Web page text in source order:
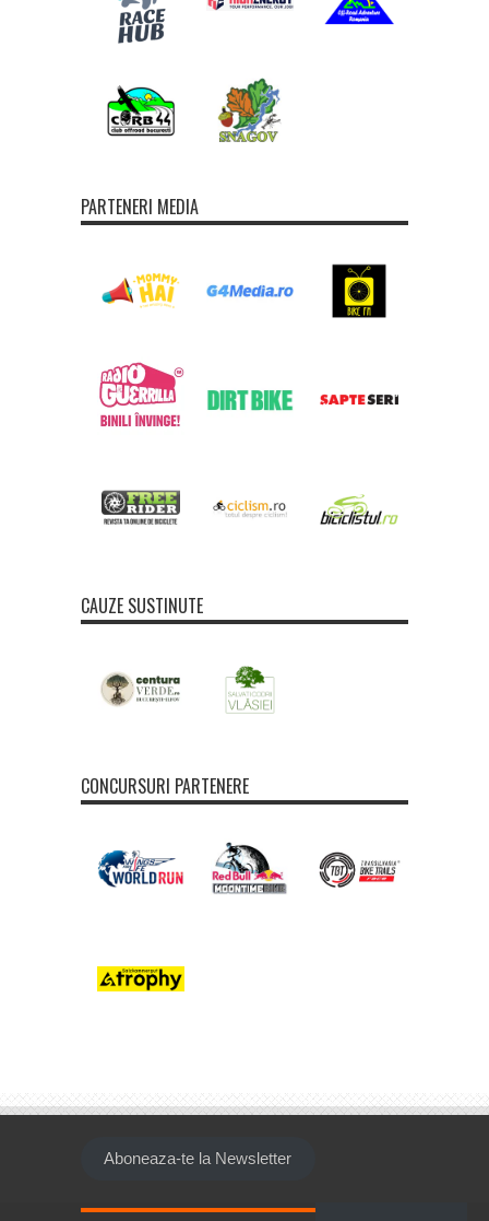
PARTENERI MEDIA
CAUZE SUSTINUTE
CONCURSURI PARTENERE
Aboneaza-te la Newsletter